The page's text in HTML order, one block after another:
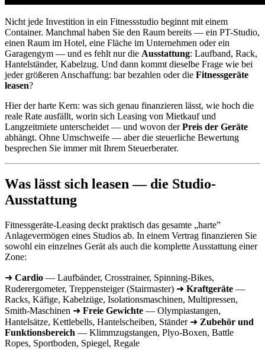
Nicht jede Investition in ein Fitnessstudio beginnt mit einem
Container. Manchmal haben Sie den Raum bereits — ein PT-Studio,
einen Raum im Hotel, eine Fläche im Unternehmen oder ein
Garagengym — und es fehlt nur die Ausstattung: Laufband, Rack,
Hantelständer, Kabelzug. Und dann kommt dieselbe Frage wie bei
jeder größeren Anschaffung: bar bezahlen oder die Fitnessgeräte
leasen?
Hier der harte Kern: was sich genau finanzieren lässt, wie hoch die
reale Rate ausfällt, worin sich Leasing von Mietkauf und
Langzeitmiete unterscheidet — und wovon derPreis der Geräte
abhängt. Ohne Umschweife — aber die steuerliche Bewertung
besprechen Sie immer mit Ihrem Steuerberater.
Was lässt sich leasen — die Studio-
Ausstattung
Fitnessgeräte-Leasing deckt praktisch das gesamte „harte”
Anlagevermögen eines Studios ab. In einem Vertrag finanzieren Sie
sowohl ein einzelnes Gerät als auch die komplette Ausstattung einer
Zone:
➜ Cardio — Laufbänder, Crosstrainer, Spinning-Bikes,
Ruderergometer, Treppensteiger (Stairmaster) ➜ Kraftgeräte —
Racks, Käfige, Kabelzüge, Isolationsmaschinen, Multipressen,
Smith-Maschinen ➜ Freie Gewichte — Olympiastangen,
Hantelsätze, Kettlebells, Hantelscheiben, Ständer ➜ Zubehör und
Funktionsbereich — Klimmzugstangen, Plyo-Boxen, Battle
Ropes, Sportboden, Spiegel, Regale